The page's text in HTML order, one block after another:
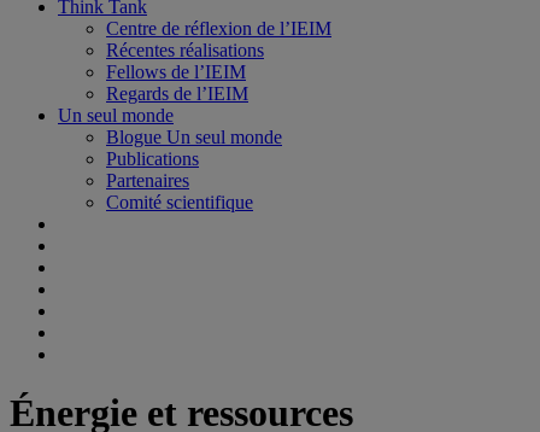
Think Tank
Centre de réflexion de l’IEIM
Récentes réalisations
Fellows de l’IEIM
Regards de l’IEIM
Un seul monde
Blogue Un seul monde
Publications
Partenaires
Comité scientifique
Énergie et ressources